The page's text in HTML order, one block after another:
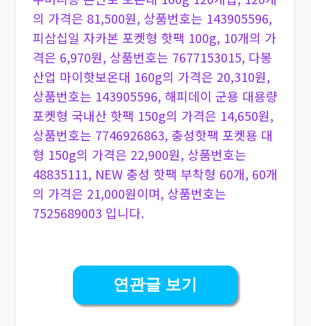
의 가격은 81,500원, 상품번호는 143905596,
피삼십일 자카본 포켓형 핫팩 100g, 10개의 가
격은 6,970원, 상품번호는 7677153015, 다봉
산업 마이핫보온대 160g의 가격은 20,310원,
상품번호는 143905596, 해피데이 군용 대용량
포켓형 국내산 핫팩 150g의 가격은 14,650원,
상품번호는 7746926863, 충성핫팩 포켓용 대
형 150g의 가격은 22,900원, 상품번호는
48835111, NEW 충성 핫팩 부착형 60개, 60개
의 가격은 21,000원이며, 상품번호는
7525689003 입니다.
연관글 보기